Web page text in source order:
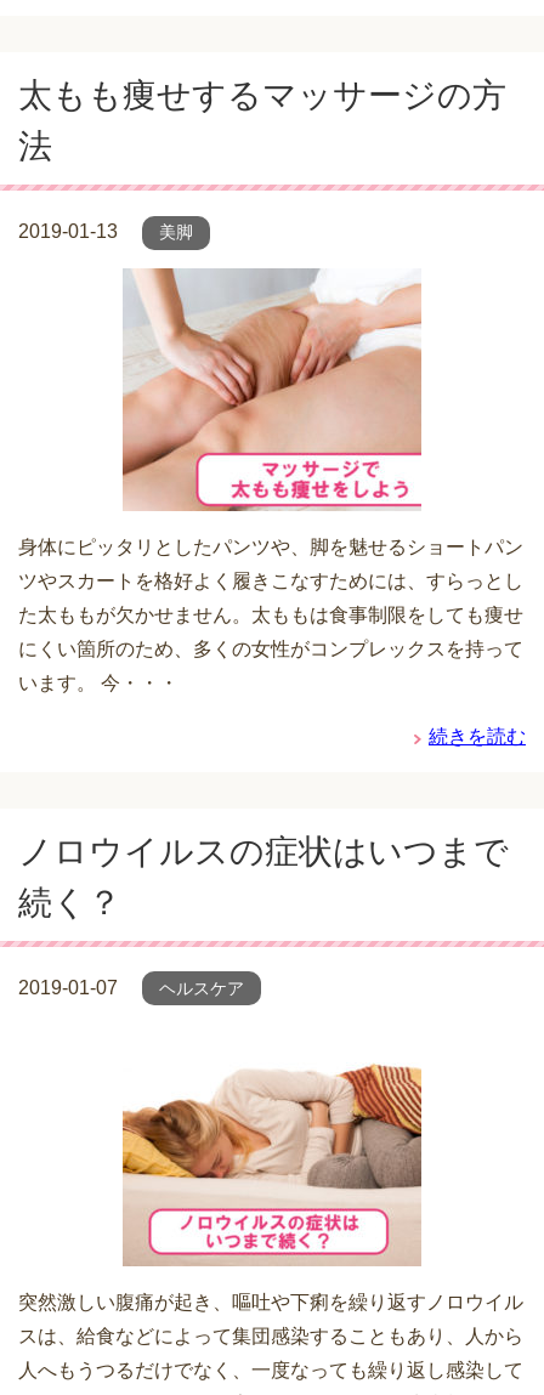
太もも痩せするマッサージの方
法
2019-01-13 美脚
身体にピッタリとしたパンツや、脚を魅せるショートパン
ツやスカートを格好よく履きこなすためには、すらっとし
た太ももが欠かせません。太ももは食事制限をしても痩せ
にくい箇所のため、多くの女性がコンプレックスを持って
います。 今・・・
続きを読む
ノロウイルスの症状はいつまで
続く？
2019-01-07 ヘルスケア
突然激しい腹痛が起き、嘔吐や下痢を繰り返すノロウイル
スは、給食などによって集団感染することもあり、人から
人へもうつるだけでなく、一度なっても繰り返し感染して